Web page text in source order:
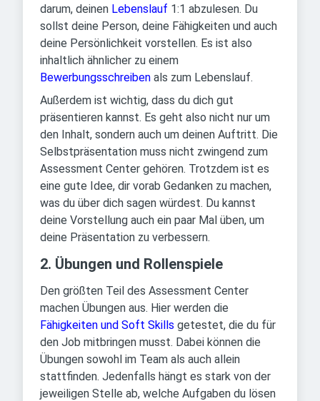
darum, deinen Lebenslauf 1:1 abzulesen. Du
sollst deine Person, deine Fähigkeiten und auch
deine Persönlichkeit vorstellen. Es ist also
inhaltlich ähnlicher zu einem
Bewerbungsschreiben als zum Lebenslauf.
Außerdem ist wichtig, dass du dich gut
präsentieren kannst. Es geht also nicht nur um
den Inhalt, sondern auch um deinen Auftritt. Die
Selbstpräsentation muss nicht zwingend zum
Assessment Center gehören. Trotzdem ist es
eine gute Idee, dir vorab Gedanken zu machen,
was du über dich sagen würdest. Du kannst
deine Vorstellung auch ein paar Mal üben, um
deine Präsentation zu verbessern.
2. Übungen und Rollenspiele
Den größten Teil des Assessment Center
machen Übungen aus. Hier werden die
Fähigkeiten und Soft Skills getestet, die du für
den Job mitbringen musst. Dabei können die
Übungen sowohl im Team als auch allein
stattfinden. Jedenfalls hängt es stark von der
jeweiligen Stelle ab, welche Aufgaben du lösen